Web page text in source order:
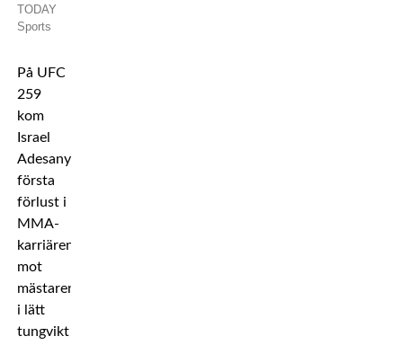
TODAY
Sports
På UFC
259
kom
Israel
Adesanyas
första
förlust i
MMA-
karriären
mot
mästaren
i lätt
tungvikt